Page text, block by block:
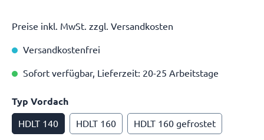
Preise inkl. MwSt. zzgl. Versandkosten
Versandkostenfrei
Sofort verfügbar, Lieferzeit: 20-25 Arbeitstage
Typ Vordach
HDLT 140 HDLT 160 HDLT 160 gefrostet